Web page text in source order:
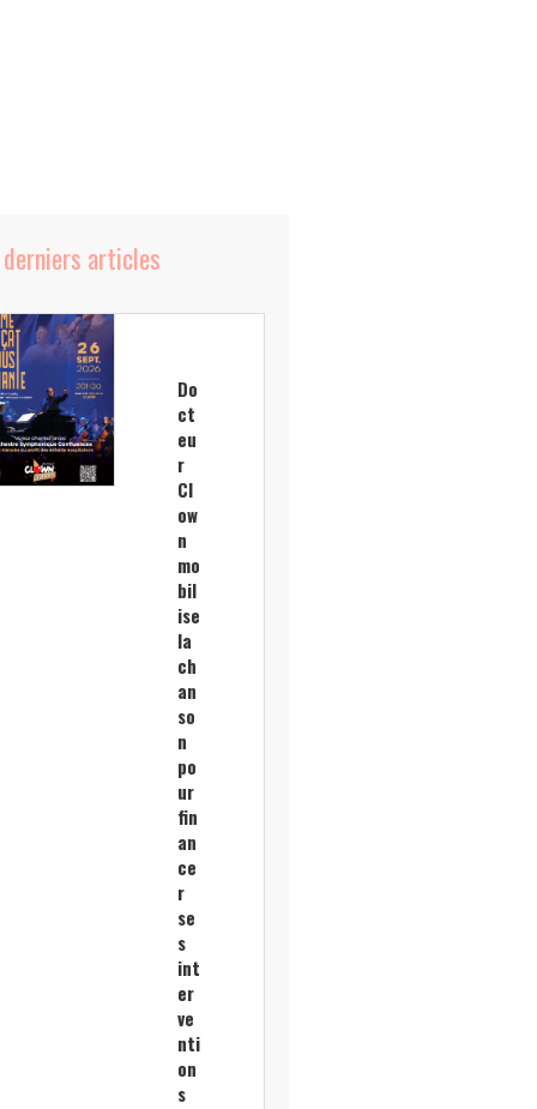
articles
Do
ct
eu
r
Cl
ow
n
mo
bil
ise
la
ch
an
so
n
po
ur
fin
an
ce
r
se
s
int
er
ve
nti
on
s